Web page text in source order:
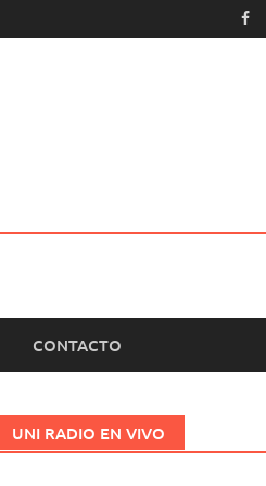
CONTACTO
UNI RADIO EN VIVO